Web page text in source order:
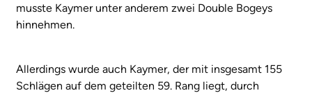
musste Kaymer unter anderem zwei Double Bogeys
hinnehmen.
Allerdings wurde auch Kaymer, der mit insgesamt 155
Schlägen auf dem geteilten 59. Rang liegt, durch